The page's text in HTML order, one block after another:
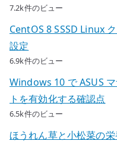
7.2k件のビュー
CentOS 8 SSSD Linux
設定
6.9k件のビュー
Windows 10 で ASUS
トを有効化する確認点
6.5k件のビュー
ほうれん草と小松菜の